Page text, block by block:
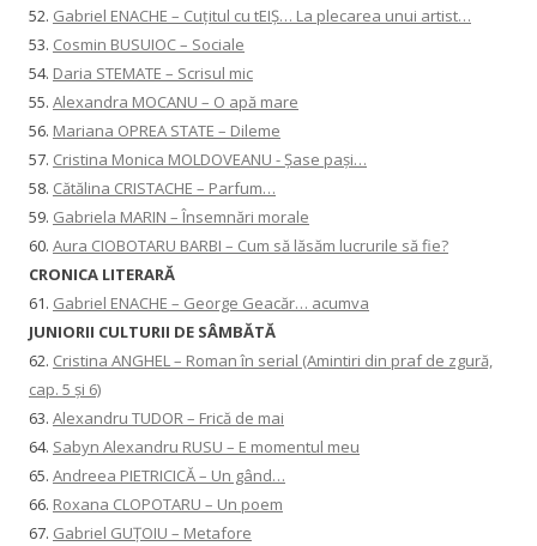
52. Gabriel ENACHE – Cuțitul cu tEIȘ… La plecarea unui artist…
53. Cosmin BUSUIOC – Sociale
54. Daria STEMATE – Scrisul mic
55. Alexandra MOCANU – O apă mare
56. Mariana OPREA STATE – Dileme
57. Cristina Monica MOLDOVEANU - Șase pași…
58. Cătălina CRISTACHE – Parfum…
59. Gabriela MARIN – Însemnări morale
60. Aura CIOBOTARU BARBI – Cum să lăsăm lucrurile să fie?
CRONICA LITERARĂ
61. Gabriel ENACHE – George Geacăr… acumva
JUNIORII CULTURII DE SÂMBĂTĂ
62. Cristina ANGHEL – Roman în serial (Amintiri din praf de zgură,
cap. 5 și 6)
63. Alexandru TUDOR – Frică de mai
64. Sabyn Alexandru RUSU – E momentul meu
65. Andreea PIETRICICĂ – Un gând…
66. Roxana CLOPOTARU – Un poem
67. Gabriel GUȚOIU – Metafore